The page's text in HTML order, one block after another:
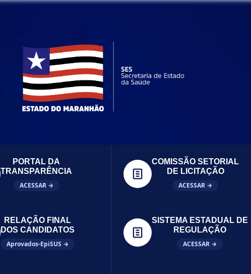
PORTAL DA
TRANSPARÊNCIA
ACESSAR →
COMISSÃO SETORIAL
DE LICITAÇÃO
ACESSAR →
RELAÇÃO FINAL
DOS CANDIDATOS
Aprovados-EpiSUS →
SISTEMA ESTADUAL DE
REGULAÇÃO
ACESSAR →